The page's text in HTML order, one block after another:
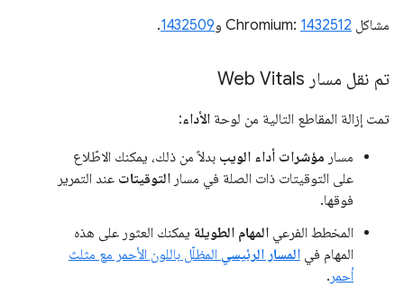
مشاكل Chromium: 1432512 و1432509
.
تم نقل مسار Web Vitals
تمت إزالة المقاطع التالية من لوحة الأداء:
مسار مؤشرات أداء الويب بدلاً من ذلك، يمكنك الاطّلاع
على التوقيتات ذات الصلة في مسار التوقيتات عند التمرير
فوقها.
المخطط الفرعي المهام الطويلة يمكنك العثور على هذه
المهام في المسار الرئيسي المظلّل باللون الأحمر مع مثلث
أحمر .